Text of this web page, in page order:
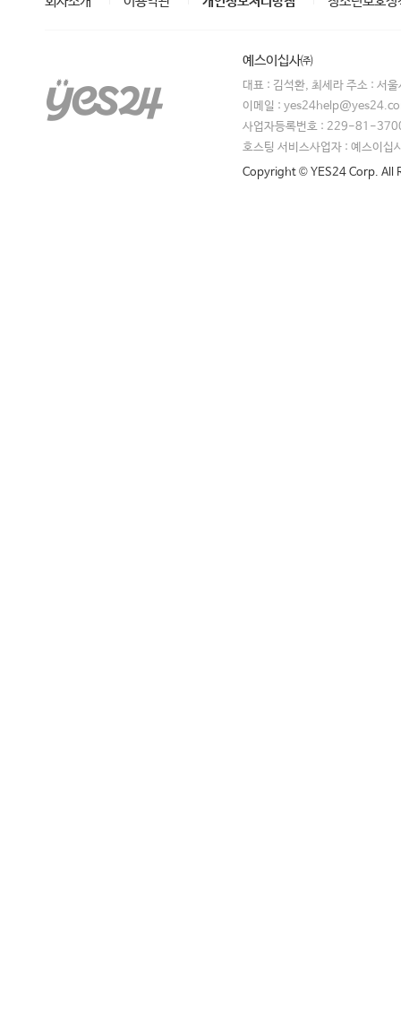
예스이십사㈜
대표 : 김석환, 최세라 주소 : 서
이메일 :
사업자등록번호 : 229-81-
호스팅 서비스사업자 : 예스이십
Copyright © YES24 Corp. All